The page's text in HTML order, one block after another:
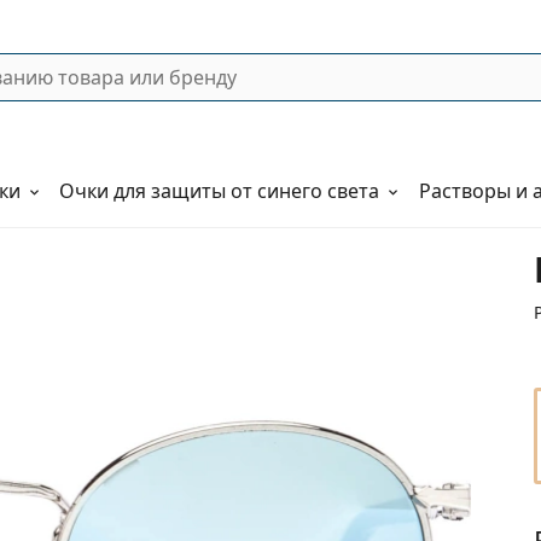
Очки для защиты от синего света Растворы и